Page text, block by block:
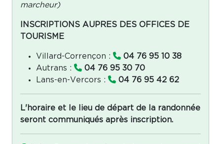
marcheur)
INSCRIPTIONS AUPRES DES OFFICES DE
TOURISME
Villard-Corrençon :
04 76 95 10 38
Autrans :
04 76 95 30 70
Lans-en-Vercors :
04 76 95 42 62
L'horaire et le lieu de départ de la randonnée
seront communiqués après inscription.